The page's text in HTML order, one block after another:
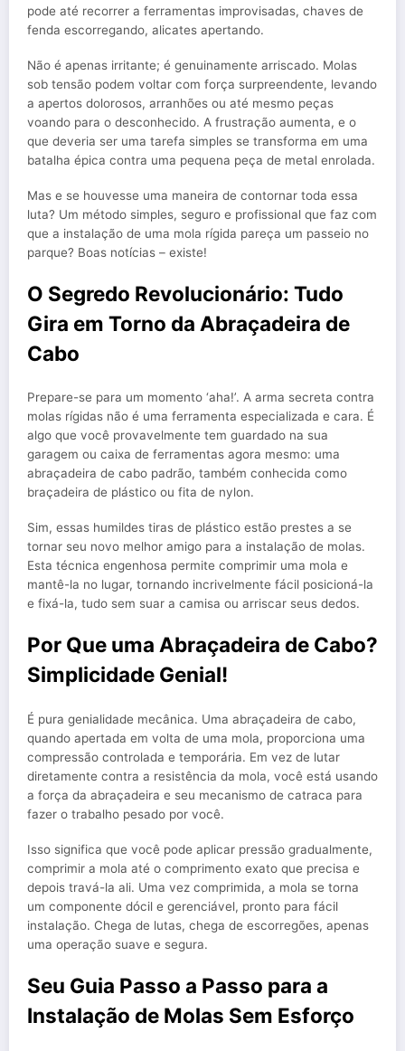
pode até recorrer a ferramentas improvisadas, chaves de
fenda escorregando, alicates apertando.
Não é apenas irritante; é genuinamente arriscado. Molas
sob tensão podem voltar com força surpreendente, levando
a apertos dolorosos, arranhões ou até mesmo peças
voando para o desconhecido. A frustração aumenta, e o
que deveria ser uma tarefa simples se transforma em uma
batalha épica contra uma pequena peça de metal enrolada.
Mas e se houvesse uma maneira de contornar toda essa
luta? Um método simples, seguro e profissional que faz com
que a instalação de uma mola rígida pareça um passeio no
parque? Boas notícias – existe!
O Segredo Revolucionário: Tudo
Gira em Torno da Abraçadeira de
Cabo
Prepare-se para um momento ‘aha!’. A arma secreta contra
molas rígidas não é uma ferramenta especializada e cara. É
algo que você provavelmente tem guardado na sua
garagem ou caixa de ferramentas agora mesmo: uma
abraçadeira de cabo padrão, também conhecida como
braçadeira de plástico ou fita de nylon.
Sim, essas humildes tiras de plástico estão prestes a se
tornar seu novo melhor amigo para a instalação de molas.
Esta técnica engenhosa permite comprimir uma mola e
mantê-la no lugar, tornando incrivelmente fácil posicioná-la
e fixá-la, tudo sem suar a camisa ou arriscar seus dedos.
Por Que uma Abraçadeira de Cabo?
Simplicidade Genial!
É pura genialidade mecânica. Uma abraçadeira de cabo,
quando apertada em volta de uma mola, proporciona uma
compressão controlada e temporária. Em vez de lutar
diretamente contra a resistência da mola, você está usando
a força da abraçadeira e seu mecanismo de catraca para
fazer o trabalho pesado por você.
Isso significa que você pode aplicar pressão gradualmente,
comprimir a mola até o comprimento exato que precisa e
depois travá-la ali. Uma vez comprimida, a mola se torna
um componente dócil e gerenciável, pronto para fácil
instalação. Chega de lutas, chega de escorregões, apenas
uma operação suave e segura.
Seu Guia Passo a Passo para a
Instalação de Molas Sem Esforço